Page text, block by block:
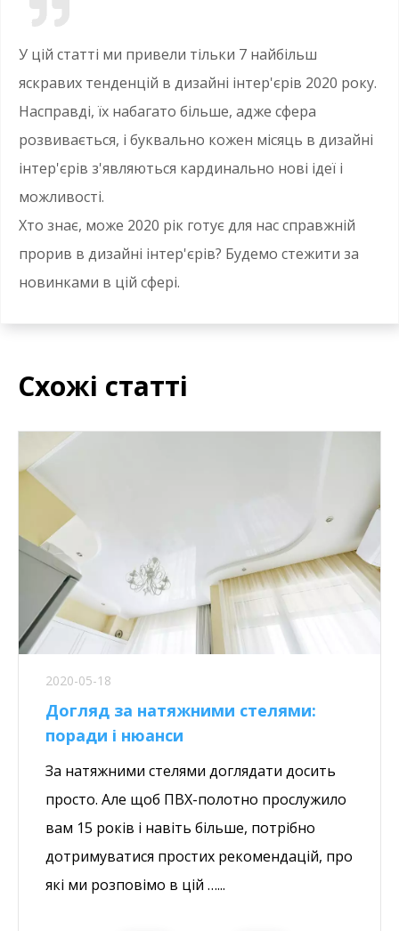
У цій статті ми привели тільки 7 найбільш
яскравих тенденцій в дизайні інтер'єрів 2020 року.
Насправді, їх набагато більше, адже сфера
розвивається, і буквально кожен місяць в дизайні
інтер'єрів з'являються кардинально нові ідеї і
можливості.
Хто знає, може 2020 рік готує для нас справжній
прорив в дизайні інтер'єрів? Будемо стежити за
новинками в цій сфері.
Схожі статті
2020-05-18
Догляд за натяжними стелями:
поради і нюанси
За натяжними стелями доглядати досить
просто. Але щоб ПВХ-полотно прослужило
вам 15 років і навіть більше, потрібно
дотримуватися простих рекомендацій, про
які ми розповімо в цій …...